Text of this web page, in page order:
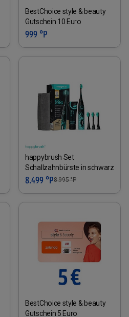
BestChoice style & beauty
Gutschein 10 Euro
999 °P
happybrush Set
Schallzahnbürste in schwarz
8.499 °P8.995°P
BestChoice style & beauty
Gutschein 5 Euro